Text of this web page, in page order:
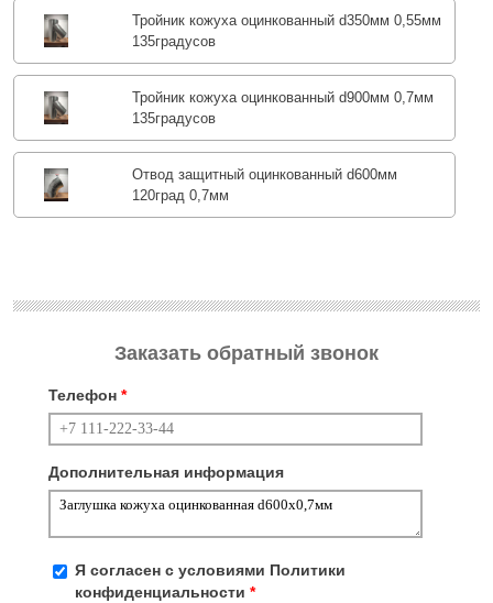
Тройник кожуха оцинкованный d350мм 0,55мм
135градусов
Тройник кожуха оцинкованный d900мм 0,7мм
135градусов
Отвод защитный оцинкованный d600мм
120град 0,7мм
Заказать обратный звонок
Телефон *
Дополнительная информация
Я согласен с условиями Политики
конфиденциальности *